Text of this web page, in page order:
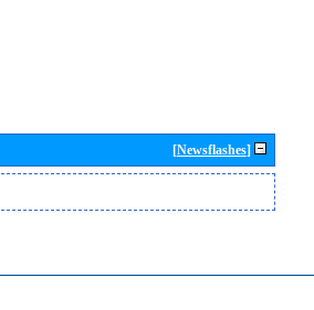
[Newsflashes]